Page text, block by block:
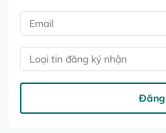
Loại tin đăng ký nhận